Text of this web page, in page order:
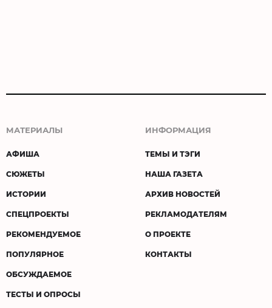
МАТЕРИАЛЫ
АФИША
СЮЖЕТЫ
ИСТОРИИ
СПЕЦПРОЕКТЫ
РЕКОМЕНДУЕМОЕ
ПОПУЛЯРНОЕ
ОБСУЖДАЕМОЕ
ТЕСТЫ И ОПРОСЫ
ИНФОРМАЦИЯ
ТЕМЫ И ТЭГИ
НАША ГАЗЕТА
АРХИВ НОВОСТЕЙ
РЕКЛАМОДАТЕЛЯМ
О ПРОЕКТЕ
КОНТАКТЫ